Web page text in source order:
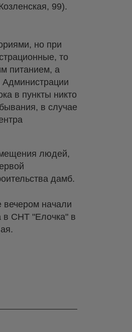
99).
но при
то
питанием, а
в пункты никто
в случае
людей,
дамб.
начали
в СНТ "Елочка" в